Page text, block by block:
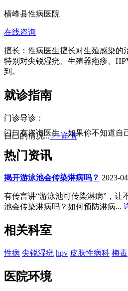
横峰县性病医院
在线咨询
擅长：性病医生擅长对生殖感染的
特别对尖锐湿疣、生殖器疱疹、
到。
就诊指南
门诊导诊：
门口有咨询医生，如果你不知道自
自己的情况...>>详情
热门资讯
揭开游泳池会传染淋病吗？ 2023-
有传言讲“游泳池可传染淋病”，让
池会传染淋病吗？如何预防淋病...
相关科室
性病 尖锐湿疣 hpv 皮肤性病科 梅毒
医院环境